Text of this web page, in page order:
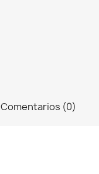
Comentarios (0)